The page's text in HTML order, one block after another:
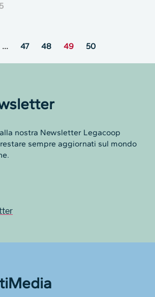
… 47 48 49 50
nostra Newsletter Legacoop
sempre aggiornati sul mondo